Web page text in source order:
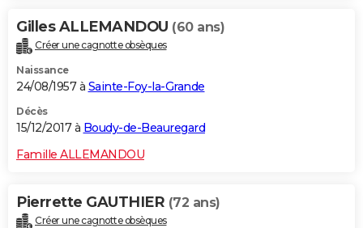
Gilles ALLEMANDOU (60 ans)
Créer une cagnotte obsèques
Naissance
24/08/1957 à Sainte-Foy-la-Grande
Décès
15/12/2017 à Boudy-de-Beauregard
Famille ALLEMANDOU
Pierrette GAUTHIER (72 ans)
Créer une cagnotte obsèques